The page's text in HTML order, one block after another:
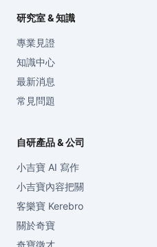
研究室 & 知識
專業見證
知識中心
最新消息
常見問題
自研產品 & 公司
小吉寶 AI 寫作
小吉寶內容把關
客樂寶 Kerebro
關於奇寶
奇寶徵才